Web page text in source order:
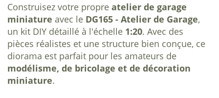
Construisez votre propre atelier de garage
miniature avec le DG165 - Atelier de Garage,
un kit DIY détaillé à l'échelle 1:20. Avec des
pièces réalistes et une structure bien conçue, ce
diorama est parfait pour les amateurs de
modélisme, de bricolage et de décoration
miniature.